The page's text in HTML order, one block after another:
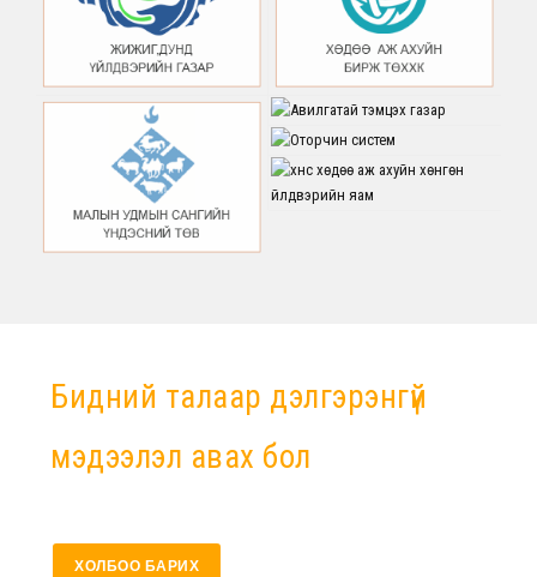
Бидний талаар дэлгэрэнгүй
мэдээлэл авах бол
ХОЛБОО БАРИХ